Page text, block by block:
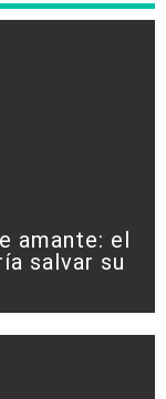
amante: el
salvar su